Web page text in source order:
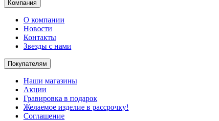
Компания
О компании
Новости
Контакты
Звезды с нами
Покупателям
Наши магазины
Акции
Гравировка в подарок
Желаемое изделие в рассрочку!
Соглашение